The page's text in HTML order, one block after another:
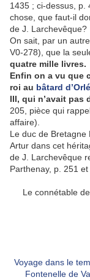
1435 ; ci-dessus, p.
chose, que faut-il
de J. Larchevêque?
On sait, par un
V0-278), que la
quatre mille livres.
Enfin on a vu que
roi au bâtard
III, qui n’avait pas
205, pièce qui
affaire).
Le duc de Bretagne
Artur dans cet
de J. Larchevêque
Parthenay, p. 251 et
Le connétable
Voyage dans le
Fontenelle de